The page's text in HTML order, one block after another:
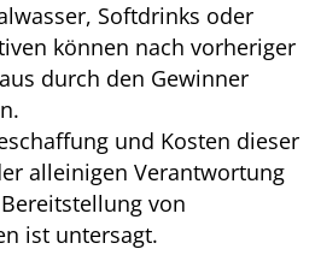
Softdrinks oder
können nach vorheriger
durch den Gewinner
und Kosten dieser
alleinigen Verantwortung
von
ist untersagt.